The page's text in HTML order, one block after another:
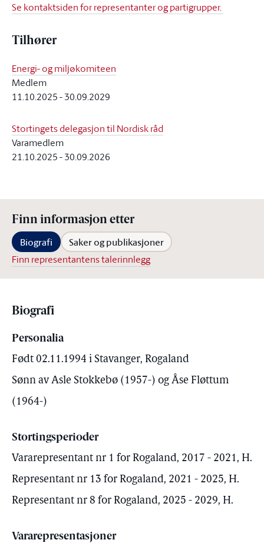
Se kontaktsiden for representanter og partigrupper.
Tilhører
Energi- og miljøkomiteen
Medlem
11.10.2025-30.09.2029
Stortingets delegasjon til Nordisk råd
Varamedlem
21.10.2025-30.09.2026
Finn informasjon etter
Biografi Saker og publikasjoner
Finn representantens talerinnlegg
Biografi
Personalia
Født 02.11.1994 i Stavanger, Rogaland
Sønn av Asle Stokkebø (1957-) og Åse Fløttum
(1964-)
Stortingsperioder
Vararepresentant nr 1 for Rogaland, 2017 - 2021, H.
Representant nr 13 for Rogaland, 2021 - 2025, H.
Representant nr 8 for Rogaland, 2025 - 2029, H.
Vararepresentasjoner